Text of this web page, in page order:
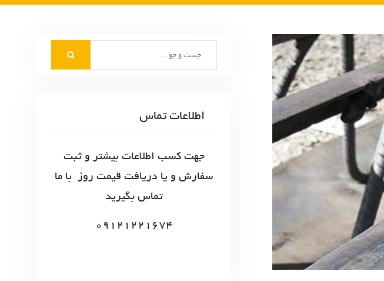
اطلاعات تماس
جهت کسب اطلاعات بیشتر و ثبت
سفارش و یا دریافت قیمت روز با ما
تماس بگیرید
09121221674